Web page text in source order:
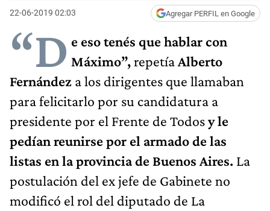
22-06-2019 02:03 Agregar PERFIL en Google
“D e eso tenés que hablar con
Máximo”,repetíaAlberto
Fernández a los dirigentes que llamaban
para felicitarlo por su candidatura a
presidente por el Frente de Todosy le
pedían reunirse por el armado de las
listas en la provincia de Buenos Aires. La
postulación del ex jefe de Gabinete no
modificó el rol del diputado de La